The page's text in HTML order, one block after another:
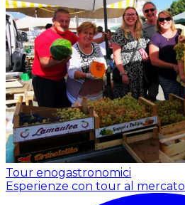
Tour enogastronomici
Esperienze con tour al mercato